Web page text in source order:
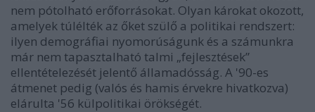
nem pótolható erőforrásokat. Olyan károkat okozott,
amelyek túlélték az őket szülő a politikai rendszert:
ilyen demográfiai nyomorúságunk és a számunkra
már nem tapasztalható talmi „fejlesztések”
ellentételezését jelentő államadósság. A '90-es
átmenet pedig (valós és hamis érvekre hivatkozva)
elárulta '56 külpolitikai örökségét.